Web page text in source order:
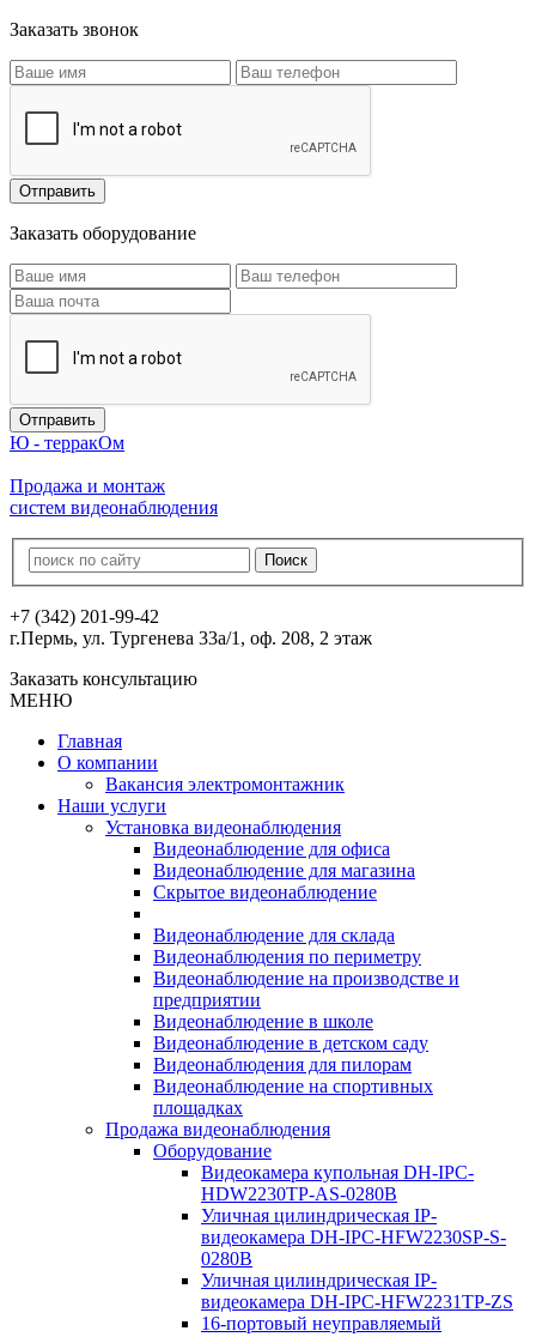
Заказать звонок
Заказать оборудование
Ю - терракОм
Продажа и монтаж
систем видеонаблюдения
+7 (342) 201-99-42
г.Пермь, ул. Тургенева 33а/1, оф. 208, 2 этаж
Заказать консультацию
МЕНЮ
Главная
О компании
Вакансия электромонтажник
Наши услуги
Установка видеонаблюдения
Видеонаблюдение для офиса
Видеонаблюдение для магазина
Скрытое видеонаблюдение
Видеонаблюдение для склада
Видеонаблюдения по периметру
Видеонаблюдение на производстве и
предприятии
Видеонаблюдение в школе
Видеонаблюдение в детском саду
Видеонаблюдения для пилорам
Видеонаблюдение на спортивных
площадках
Продажа видеонаблюдения
Оборудование
Видеокамера купольная DH-IPC-
HDW2230TP-AS-0280B
Уличная цилиндрическая IP-
видеокамера DH-IPC-HFW2230SP-S-
0280B
Уличная цилиндрическая IP-
видеокамера DH-IPC-HFW2231TP-ZS
16-портовый неуправляемый